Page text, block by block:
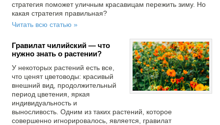
стратегия поможет уличным красавицам пережить зиму. Но
какая стратегия правильная?
Читать всю статью »
Гравилат чилийский — что
нужно знать о растении?
У некоторых растений есть все,
что ценят цветоводы: красивый
внешний вид, продолжительный
период цветения, яркая
индивидуальность и
выносливость. Одним из таких растений, которое
совершенно игнорировалось, является, гравилат